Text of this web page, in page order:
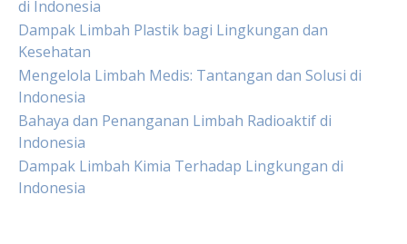
di Indonesia
Dampak Limbah Plastik bagi Lingkungan dan
Kesehatan
Mengelola Limbah Medis: Tantangan dan Solusi di
Indonesia
Bahaya dan Penanganan Limbah Radioaktif di
Indonesia
Dampak Limbah Kimia Terhadap Lingkungan di
Indonesia